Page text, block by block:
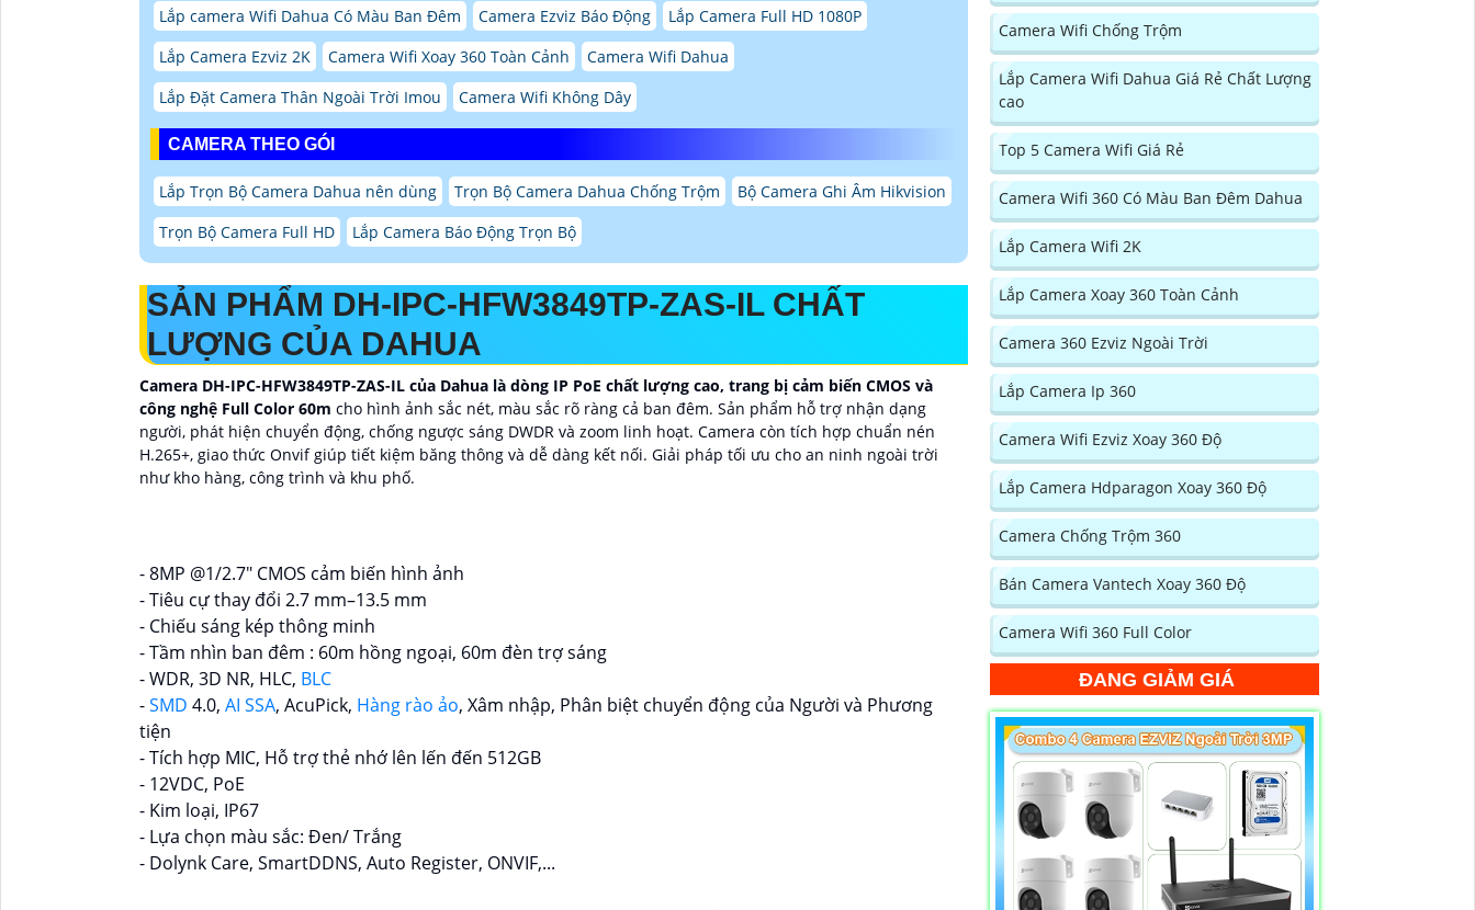
Lắp camera Wifi Dahua Có Màu Ban Đêm Camera Ezviz Báo Động
Lắp Camera Full HD 1080P
Lắp Camera Ezviz 2K
Camera Wifi Xoay 360 Toàn Cảnh
Camera Wifi Dahua
Lắp Đặt Camera Thân Ngoài Trời Imou
Camera Wifi Không Dây
CAMERA THEO GÓI
Lắp Trọn Bộ Camera Dahua nên dùng Trọn Bộ Camera Dahua Chống Trộm
Bộ Camera Ghi Âm Hikvision
Trọn Bộ Camera Full HD
Lắp Camera Báo Động Trọn Bộ
SẢN PHẨM DH-IPC-HFW3849TP-ZAS-IL CHẤT
LƯỢNG CỦA DAHUA
Camera DH-IPC-HFW3849TP-ZAS-IL của Dahua là dòng IP PoE chất lượng cao, trang bị cảm biến CMOS và
công nghệ Full Color 60m cho hình ảnh sắc nét, màu sắc rõ ràng cả ban đêm. Sản phẩm hỗ trợ nhận dạng
người, phát hiện chuyển động, chống ngược sáng DWDR và zoom linh hoạt. Camera còn tích hợp chuẩn nén
H.265+, giao thức Onvif giúp tiết kiệm băng thông và dễ dàng kết nối. Giải pháp tối ưu cho an ninh ngoài trời
như kho hàng, công trình và khu phố.
- 8MP @1/2.7" CMOS cảm biến hình ảnh
- Tiêu cự thay đổi 2.7 mm–13.5 mm
- Chiếu sáng kép thông minh
- Tầm nhìn ban đêm : 60m hồng ngoại, 60m đèn trợ sáng
- WDR, 3D NR, HLC, BLC
-SMD 4.0, AI SSA, AcuPick, Hàng rào ảo, Xâm nhập, Phân biệt chuyển động của Người và Phương
tiện
- Tích hợp MIC, Hỗ trợ thẻ nhớ lên lến đến 512GB
- 12VDC, PoE
- Kim loại, IP67
- Lựa chọn màu sắc: Đen/ Trắng
- Dolynk Care, SmartDDNS, Auto Register, ONVIF,...
Camera Wifi Chống Trộm
Lắp Camera Wifi Dahua Giá Rẻ Chất Lượng
cao
Top 5 Camera Wifi Giá Rẻ
Camera Wifi 360 Có Màu Ban Đêm Dahua
Lắp Camera Wifi 2K
Lắp Camera Xoay 360 Toàn Cảnh
Camera 360 Ezviz Ngoài Trời
Lắp Camera Ip 360
Camera Wifi Ezviz Xoay 360 Độ
Lắp Camera Hdparagon Xoay 360 Độ
Camera Chống Trộm 360
Bán Camera Vantech Xoay 360 Độ
Camera Wifi 360 Full Color
ĐANG GIẢM GIÁ